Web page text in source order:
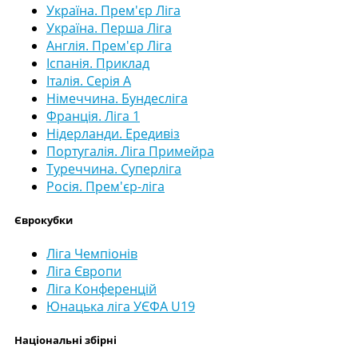
Україна. Прем'єр Ліга
Україна. Перша Ліга
Англія. Прем'єр Ліга
Іспанія. Приклад
Італія. Серія А
Німеччина. Бундесліга
Франція. Ліга 1
Нідерланди. Ередивіз
Португалія. Ліга Примейра
Туреччина. Суперліга
Росія. Прем'єр-ліга
Єврокубки
Ліга Чемпіонів
Ліга Європи
Ліга Конференцій
Юнацька ліга УЄФА U19
Національні збірні